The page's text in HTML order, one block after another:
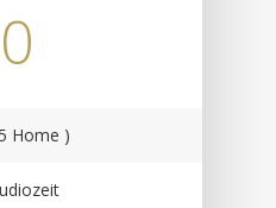
Home )